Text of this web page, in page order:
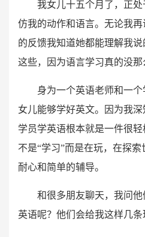
我女儿十五个月了，正
仿我的动作和语言。无论我
的反馈我知道她都能理解我
这些，因为语言学习真的没那
身为一个英语老师和一
女儿能够学好英文。因为我深
学员学英语根本就是一件很
不是“学习”而是在玩，在探
耐心和简单的辅导。
和很多朋友聊天，我问
英语呢？他们会给我这样几条